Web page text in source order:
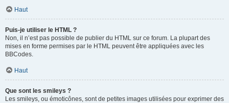
Haut
Puis-je utiliser le HTML ?
Non, il n’est pas possible de publier du HTML sur ce forum. La plupart des
mises en forme permises par le HTML peuvent être appliquées avec les
BBCodes.
Haut
Que sont les smileys ?
Les smileys, ou émoticônes, sont de petites images utilisées pour exprimer des